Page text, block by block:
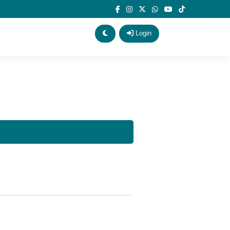
Login